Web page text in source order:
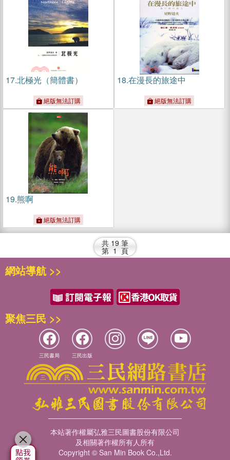
17.北極光（簡體書）
絕版無法訂購
18.在漫長的旅途中
絕版無法訂購
19.熊啊
絕版無法訂購
共 19 筆
第 1 頁
網站導航 >>
聚焦三民 >>
三民書局 三民出版
本站著作權屬弘雅三民圖書股份有限公司
及相關著作權所有人所有
Copyright © San Min Book Co.,Ltd.